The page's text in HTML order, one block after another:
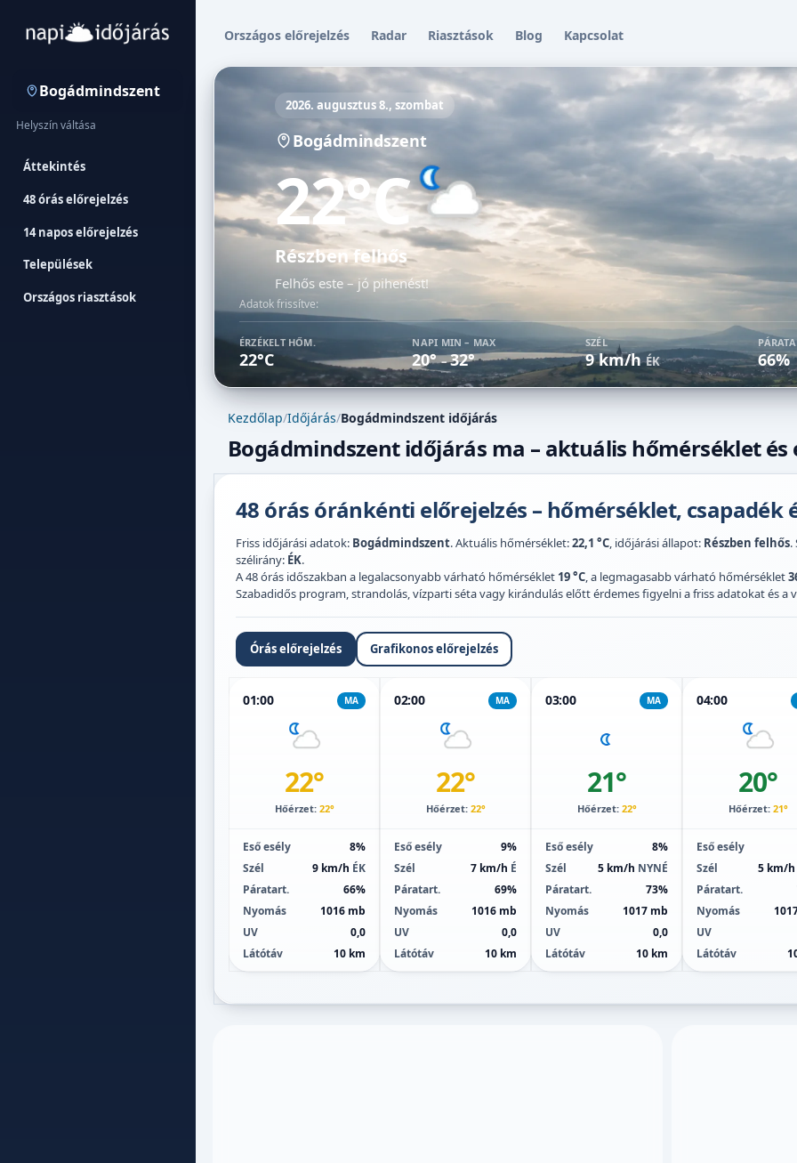
Bogádmindszent
Helyszín váltása
Áttekintés
48 órás előrejelzés
14 napos előrejelzés
Települések
Országos riasztások
Országos előrejelzés Radar Riasztások Blog Kapcsolat
2026. augusztus 8., szombat
Bogádmindszent
22°C
Részben felhős
Felhős este – jó pihenést!
Adatok frissítve:
ÉRZÉKELT HŐM.
22°C
NAPI MIN – MAX
20° –32°
SZÉL
9 km/hÉK 66%
Kezdőlap/Időjárás/Bogádmindszent időjárás
Bogádmindszent időjárás ma – aktuális hőmérséklet és
48 órás óránkénti előrejelzés – hőmérséklet, csapadék
Friss időjárási adatok: Bogádmindszent. Aktuális hőmérséklet:22,1 °C, időjárási állapot: Részben felhős.
szélirány: ÉK.
A 48 órás időszakban a legalacsonyabb várható hőmérséklet 19 °C, a legmagasabb várható hőmérséklet
Szabadidős program, strandolás, vízparti séta vagy kirándulás előtt érdemes figyelni a friss adatokat és a
Órás előrejelzés Grafikonos előrejelzés
01:00 MA
22°
Hőérzet: 22°
Eső esély
8%
Szél
9 km/h ÉK
Páratart.
66%
Nyomás
1016 mb
UV
0,0
Látótáv
10 km
02:00 MA
22°
Hőérzet: 22°
Eső esély
9%
Szél
7 km/h É
Páratart.
69%
Nyomás
1016 mb
UV
0,0
Látótáv
10 km
03:00 MA
21°
Hőérzet: 22°
Eső esély
8%
Szél
5 km/h NYNÉ
Páratart.
73%
Nyomás
1017 mb
UV
0,0
Látótáv
10 km
04:00
20°
Hőérzet: 21°
Eső esély
Szél
5 km/h
Páratart.
Nyomás
UV
Látótáv